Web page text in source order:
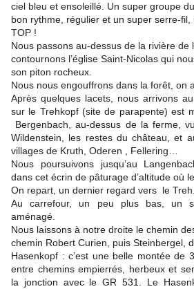
ciel bleu et ensoleillé. Un super groupe
bon rythme, régulier et un super serre-fil,
TOP !
Nous passons au-dessus de la rivière de
contournons l’église Saint-Nicolas qui
son piton rocheux.
Nous nous engouffrons dans la forêt, on
Après quelques lacets, nous arrivons
sur le Trehkopf (site de parapente) est
Bergenbach, au-dessus de la ferme,
Wildenstein, les restes du château, et
villages de Kruth, Oderen , Fellering…
Nous poursuivons jusqu’au
dans cet écrin de pâturage d’altitude où
On repart, un dernier regard vers le Treh.
Au carrefour, un peu plus bas, un
aménagé.
Nous laissons à notre droite le chemin
chemin Robert Curien, puis Steinbergel,
Hasenkopf : c’est une belle montée de
entre chemins empierrés, herbeux et
la jonction avec le GR 531. Le